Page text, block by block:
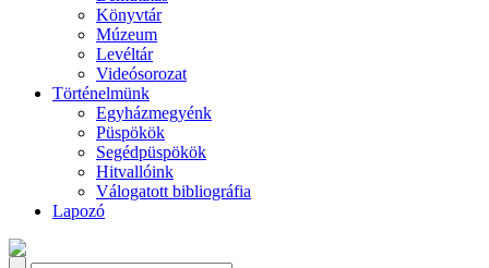
Könyvtár
Múzeum
Levéltár
Videósorozat
Történelmünk
Egyházmegyénk
Püspökök
Segédpüspökök
Hitvallóink
Válogatott bibliográfia
Lapozó